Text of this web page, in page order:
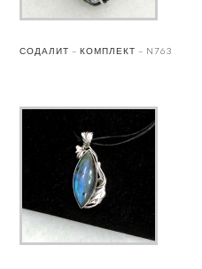
СОДАЛИТ – КОМПЛЕКТ – N763